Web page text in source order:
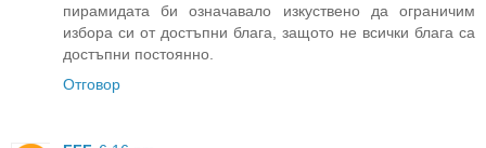
пирамидата би означавало изкуствено да ограничим
избора си от достъпни блага, защото не всички блага са
достъпни постоянно.
Отговор